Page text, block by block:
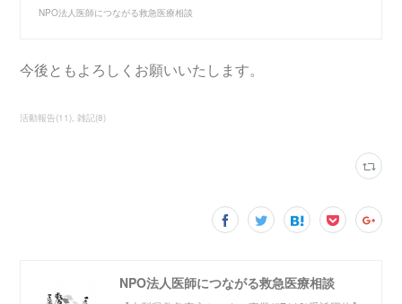
NPO法人医師につながる救急医療相談
今後ともよろしくお願いいたします。
活動報告(11) 雑記(8)
NPO法人医師につながる救急医療相談